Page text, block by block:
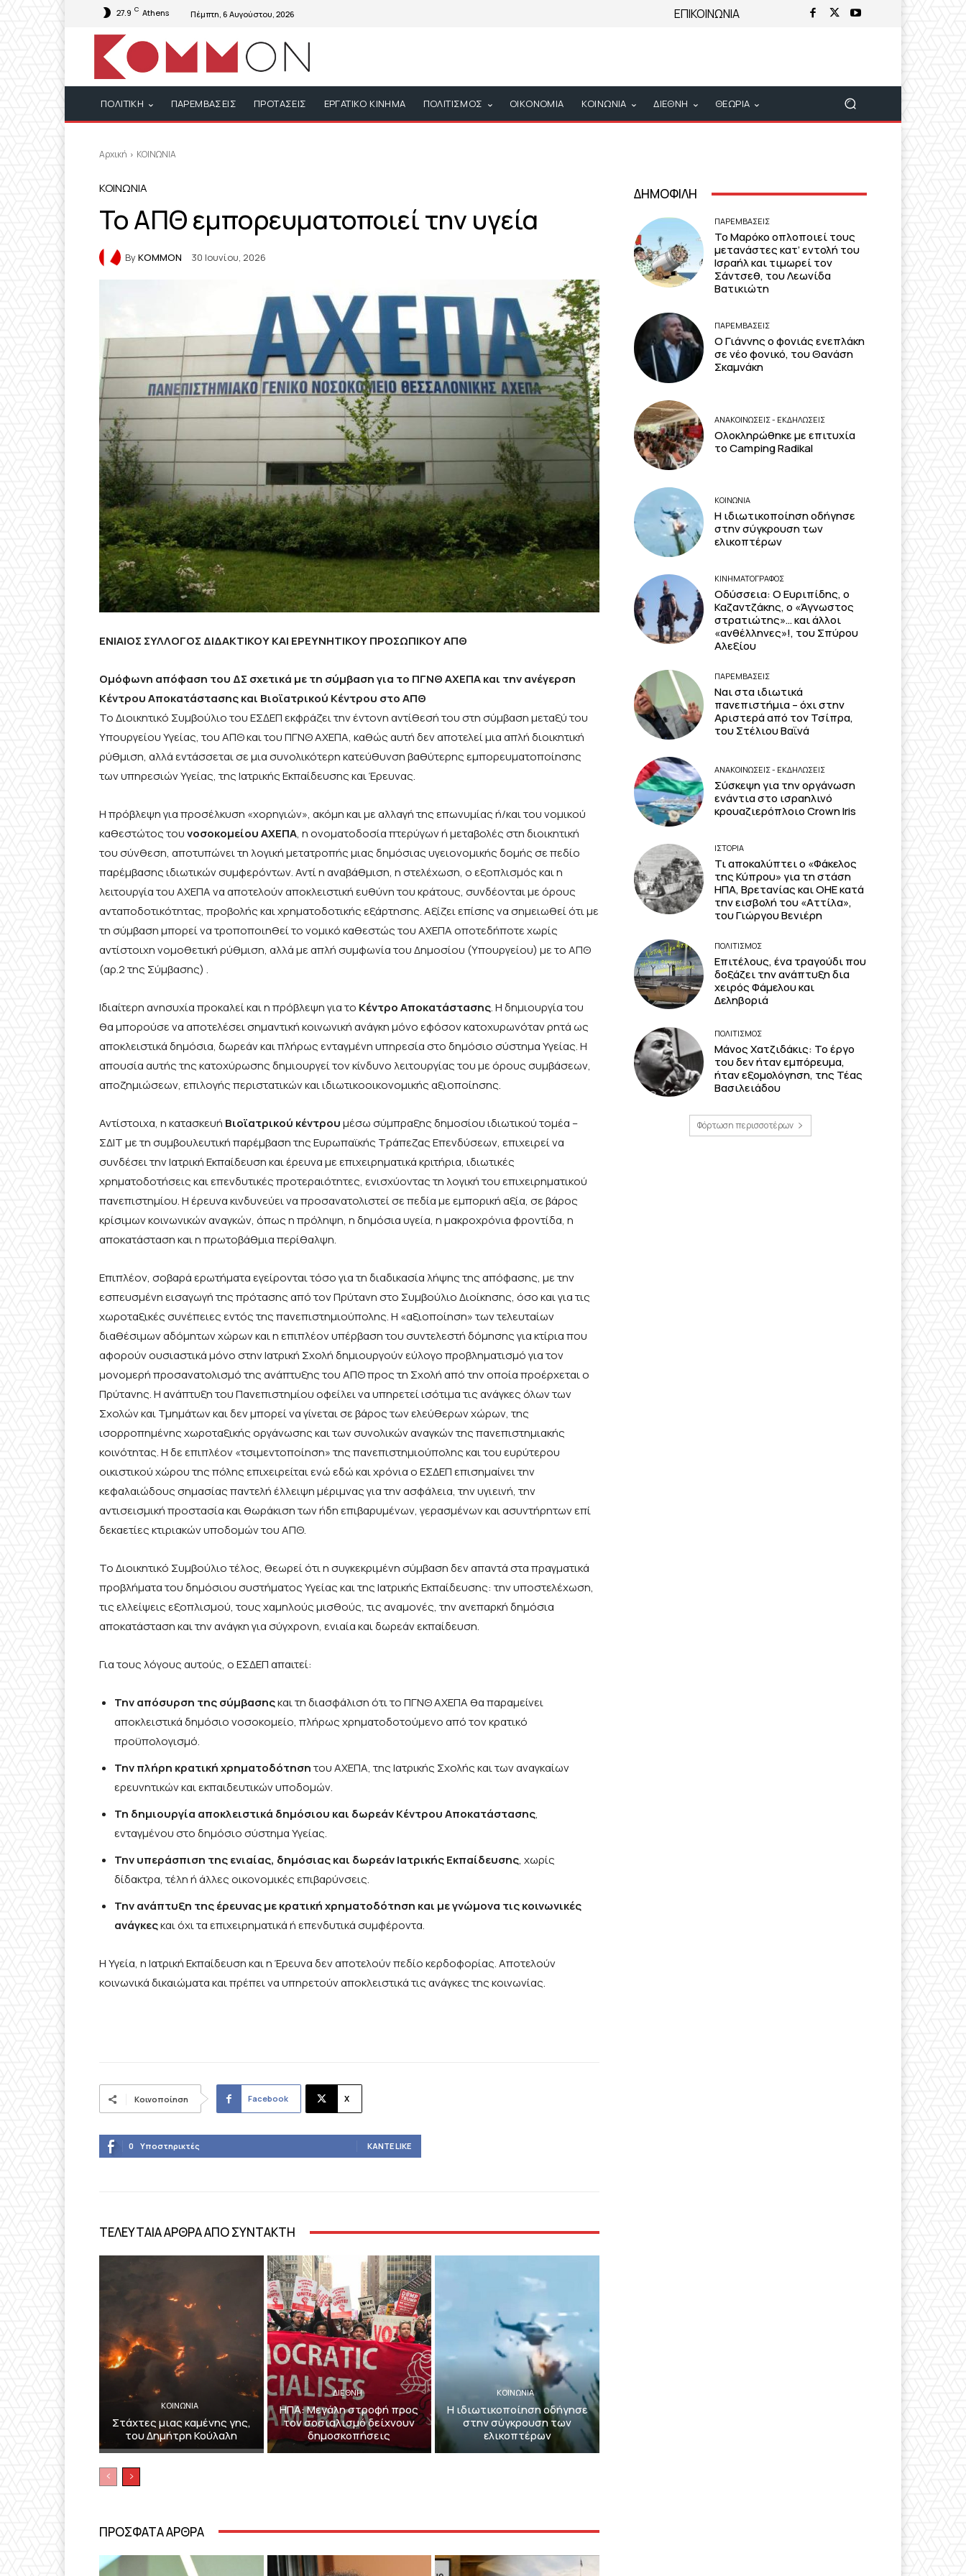
27.9 C Athens Πέμπτη, 6 Αυγούστου, 2026 ΕΠΙΚΟΙΝΩΝΙΑ
ΠΟΛΙΤΙΚΗ ΠΑΡΕΜΒΑΣΕΙΣ ΠΡΟΤΑΣΕΙΣ ΕΡΓΑΤΙΚΟ ΚΙΝΗΜΑ ΠΟΛΙΤΙΣΜΟΣ ΟΙΚΟΝΟΜΙΑ ΚΟΙΝΩΝΙΑ ΔΙΕΘΝΗ ΘΕΩΡΙΑ
Αρχική ΚΟΙΝΩΝΙΑ
ΚΟΙΝΩΝΙΑ
Το ΑΠΘ εμπορευματοποιεί την υγεία
ByKOMMON 30 Ιουνίου, 2026
ΕΝΙΑΙΟΣ ΣΥΛΛΟΓΟΣ ΔΙΔΑΚΤΙΚΟΥ ΚΑΙ ΕΡΕΥΝΗΤΙΚΟΥ ΠΡΟΣΩΠΙΚΟΥ ΑΠΘ
Ομόφωνη απόφαση του ΔΣ σχετικά με τη σύμβαση για το ΠΓΝΘ ΑΧΕΠΑ και την ανέγερση
Κέντρου Αποκατάστασης και Βιοϊατρικού Κέντρου στο ΑΠΘ
Το Διοικητικό Συμβούλιο του ΕΣΔΕΠ εκφράζει την έντονη αντίθεσή του στη σύμβαση μεταξύ του
Υπουργείου Υγείας, του ΑΠΘ και του ΠΓΝΘ ΑΧΕΠΑ, καθώς αυτή δεν αποτελεί μια απλή διοικητική
ρύθμιση, αλλά εντάσσεται σε μια συνολικότερη κατεύθυνση βαθύτερης εμπορευματοποίησης
των υπηρεσιών Υγείας, της Ιατρικής Εκπαίδευσης και Έρευνας.
Η πρόβλεψη για προσέλκυση «χορηγιών», ακόμη και με αλλαγή της επωνυμίας ή/και του νομικού
καθεστώτος τουνοσοκομείου ΑΧΕΠΑ, η ονοματοδοσία πτερύγων ή μεταβολές στη διοικητική
του σύνθεση, αποτυπώνει τη λογική μετατροπής μιας δημόσιας υγειονομικής δομής σε πεδίο
παρέμβασης ιδιωτικών συμφερόντων. Αντί η αναβάθμιση, η στελέχωση, ο εξοπλισμός και η
λειτουργία του ΑΧΕΠΑ να αποτελούν αποκλειστική ευθύνη του κράτους, συνδέονται με όρους
ανταποδοτικότητας, προβολής και χρηματοδοτικής εξάρτησης. Αξίζει επίσης να σημειωθεί ότι με
τη σύμβαση μπορεί να τροποποιηθεί το νομικό καθεστώς του ΑΧΕΠΑ οποτεδήποτε χωρίς
αντίστοιχη νομοθετική ρύθμιση, αλλά με απλή συμφωνία του Δημοσίου (Υπουργείου) με το ΑΠΘ
(αρ.2 της Σύμβασης) .
Ιδιαίτερη ανησυχία προκαλεί και η πρόβλεψη για το Κέντρο Αποκατάστασης. Η δημιουργία του
θα μπορούσε να αποτελέσει σημαντική κοινωνική ανάγκη μόνο εφόσον κατοχυρωνόταν ρητά ως
αποκλειστικά δημόσια, δωρεάν και πλήρως ενταγμένη υπηρεσία στο δημόσιο σύστημα Υγείας. Η
απουσία αυτής της κατοχύρωσης δημιουργεί τον κίνδυνο λειτουργίας του με όρους συμβάσεων,
αποζημιώσεων, επιλογής περιστατικών και ιδιωτικοοικονομικής αξιοποίησης.
Αντίστοιχα, η κατασκευή Βιοϊατρικού κέντρουμέσω σύμπραξης δημοσίου ιδιωτικού τομέα –
ΣΔΙΤ με τη συμβουλευτική παρέμβαση της Ευρωπαϊκής Τράπεζας Επενδύσεων, επιχειρεί να
συνδέσει την Ιατρική Εκπαίδευση και έρευνα με επιχειρηματικά κριτήρια, ιδιωτικές
χρηματοδοτήσεις και επενδυτικές προτεραιότητες, ενισχύοντας τη λογική του επιχειρηματικού
πανεπιστημίου. Η έρευνα κινδυνεύει να προσανατολιστεί σε πεδία με εμπορική αξία, σε βάρος
κρίσιμων κοινωνικών αναγκών, όπως η πρόληψη, η δημόσια υγεία, η μακροχρόνια φροντίδα, η
αποκατάσταση και η πρωτοβάθμια περίθαλψη.
Επιπλέον, σοβαρά ερωτήματα εγείρονται τόσο για τη διαδικασία λήψης της απόφασης, με την
εσπευσμένη εισαγωγή της πρότασης από τον Πρύτανη στο Συμβούλιο Διοίκησης, όσο και για τις
χωροταξικές συνέπειες εντός της πανεπιστημιούπολης. Η «αξιοποίηση» των τελευταίων
διαθέσιμων αδόμητων χώρων και η επιπλέον υπέρβαση του συντελεστή δόμησης για κτίρια που
αφορούν ουσιαστικά μόνο στην Ιατρική Σχολή δημιουργούν εύλογο προβληματισμό για τον
μονομερή προσανατολισμό της ανάπτυξης του ΑΠΘ προς τη Σχολή από την οποία προέρχεται ο
Πρύτανης. Η ανάπτυξη του Πανεπιστημίου οφείλει να υπηρετεί ισότιμα τις ανάγκες όλων των
Σχολών και Τμημάτων και δεν μπορεί να γίνεται σε βάρος των ελεύθερων χώρων, της
ισορροπημένης χωροταξικής οργάνωσης και των συνολικών αναγκών της πανεπιστημιακής
κοινότητας. Η δε επιπλέον «τσιμεντοποίηση» της πανεπιστημιούπολης και του ευρύτερου
οικιστικού χώρου της πόλης επιχειρείται ενώ εδώ και χρόνια ο ΕΣΔΕΠ επισημαίνει την
κεφαλαιώδους σημασίας παντελή έλλειψη μέριμνας για την ασφάλεια, την υγιεινή, την
αντισεισμική προστασία και θωράκιση των ήδη επιβαρυμένων, γερασμένων και ασυντήρητων επί
δεκαετίες κτιριακών υποδομών του ΑΠΘ.
Το Διοικητικό Συμβούλιο τέλος, θεωρεί ότι η συγκεκριμένη σύμβαση δεν απαντά στα πραγματικά
προβλήματα του δημόσιου συστήματος Υγείας και της Ιατρικής Εκπαίδευσης: την υποστελέχωση,
τις ελλείψεις εξοπλισμού, τους χαμηλούς μισθούς, τις αναμονές, την ανεπαρκή δημόσια
αποκατάσταση και την ανάγκη για σύγχρονη, ενιαία και δωρεάν εκπαίδευση.
Για τους λόγους αυτούς, ο ΕΣΔΕΠ απαιτεί:
Την απόσυρση της σύμβασηςκαι τη διασφάλιση ότι το ΠΓΝΘ ΑΧΕΠΑ θα παραμείνει
αποκλειστικά δημόσιο νοσοκομείο, πλήρως χρηματοδοτούμενο από τον κρατικό
προϋπολογισμό.
Την πλήρη κρατική χρηματοδότησητου ΑΧΕΠΑ, της Ιατρικής Σχολής και των αναγκαίων
ερευνητικών και εκπαιδευτικών υποδομών.
Τη δημιουργία αποκλειστικά δημόσιου και δωρεάν Κέντρου Αποκατάστασης,
ενταγμένου στο δημόσιο σύστημα Υγείας.
Την υπεράσπιση της ενιαίας, δημόσιας και δωρεάν Ιατρικής Εκπαίδευσης, χωρίς
δίδακτρα, τέλη ή άλλες οικονομικές επιβαρύνσεις.
Την ανάπτυξη της έρευνας με κρατική χρηματοδότηση και με γνώμονα τις κοινωνικές
ανάγκεςκαι όχι τα επιχειρηματικά ή επενδυτικά συμφέροντα.
Η Υγεία, η Ιατρική Εκπαίδευση και η Έρευνα δεν αποτελούν πεδίο κερδοφορίας. Αποτελούν
κοινωνικά δικαιώματα και πρέπει να υπηρετούν αποκλειστικά τις ανάγκες της κοινωνίας.
Κοινοποίηση Facebook X
0 Υποστηρικτές ΚΆΝΤΕ LIKE
ΤΕΛΕΥΤΑΙΑ ΑΡΘΡΑ ΑΠΟ ΣΥΝΤΑΚΤΗ
ΚΟΙΝΩΝΙΑ
Στάχτες μιας καμένης γης,
του Δημήτρη Κούλαλη
ΔΙΕΘΝΗ
ΗΠΑ: Μεγάλη στροφή προς
τον σοσιαλισμό δείχνουν
δημοσκοπήσεις
ΚΟΙΝΩΝΙΑ
Η ιδιωτικοποίηση οδήγησε
στην σύγκρουση των
ελικοπτέρων
ΠΡΟΣΦΑΤΑ ΑΡΘΡΑ
ΔΗΜΟΦΙΛΗ
ΠΑΡΕΜΒΑΣΕΙΣ
Το Μαρόκο οπλοποιεί τους
μετανάστες κατ’ εντολή του
Ισραήλ και τιμωρεί τον
Σάντσεθ, του Λεωνίδα
Βατικιώτη
ΠΑΡΕΜΒΑΣΕΙΣ
Ο Γιάννης ο φονιάς ενεπλάκη
σε νέο φονικό, του Θανάση
Σκαμνάκη
ΑΝΑΚΟΙΝΩΣΕΙΣ - ΕΚΔΗΛΩΣΕΙΣ
Ολοκληρώθηκε με επιτυχία
το Camping Radikal
ΚΟΙΝΩΝΙΑ
Η ιδιωτικοποίηση οδήγησε
στην σύγκρουση των
ελικοπτέρων
ΚΙΝΗΜΑΤΟΓΡΆΦΟΣ
Οδύσσεια: Ο Ευριπίδης, ο
Καζαντζάκης, ο «Άγνωστος
στρατιώτης»… και άλλοι
«ανθέλληνες»!, του Σπύρου
Αλεξίου
ΠΑΡΕΜΒΑΣΕΙΣ
Ναι στα ιδιωτικά
πανεπιστήμια – όχι στην
Αριστερά από τον Τσίπρα,
του Στέλιου Βαϊνά
ΑΝΑΚΟΙΝΩΣΕΙΣ - ΕΚΔΗΛΩΣΕΙΣ
Σύσκεψη για την οργάνωση
ενάντια στο ισραηλινό
κρουαζιερόπλοιο Crown Iris
ΙΣΤΟΡΙΑ
Τι αποκαλύπτει ο «Φάκελος
της Κύπρου» για τη στάση
ΗΠΑ, Βρετανίας και ΟΗΕ κατά
την εισβολή του «Αττίλα»,
του Γιώργου Βενιέρη
ΠΟΛΙΤΙΣΜΟΣ
Επιτέλους, ένα τραγούδι που
δοξάζει την ανάπτυξη δια
χειρός Φάμελου και
Δεληβοριά
ΠΟΛΙΤΙΣΜΟΣ
Μάνος Χατζιδάκις: Το έργο
του δεν ήταν εμπόρευμα,
ήταν εξομολόγηση, της Τέας
Βασιλειάδου
Φόρτωση περισσοτέρων